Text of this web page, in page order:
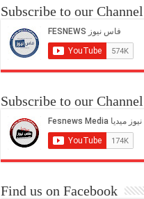
Subscribe to our Channel
Subscribe to our Channel
Find us on Facebook